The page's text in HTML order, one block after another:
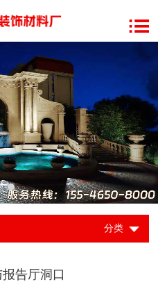
分类
告厅洞口